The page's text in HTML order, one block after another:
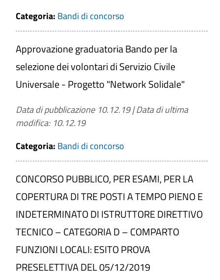
Categoria: Bandi di concorso
Approvazione graduatoria Bando per la
selezione dei volontari di Servizio Civile
Universale - Progetto "Network Solidale"
Data di pubblicazione 10.12.19|Data di ultima
modifica: 10.12.19
Categoria: Bandi di concorso
CONCORSO PUBBLICO, PER ESAMI, PER LA
COPERTURA DI TRE POSTI A TEMPO PIENO E
INDETERMINATO DI ISTRUTTORE DIRETTIVO
TECNICO – CATEGORIA D – COMPARTO
FUNZIONI LOCALI: ESITO PROVA
PRESELETTIVA DEL 05/12/2019